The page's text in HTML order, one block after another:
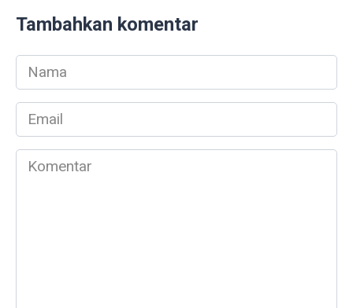
Tambahkan komentar
Nama
*
Email
*
Komentar